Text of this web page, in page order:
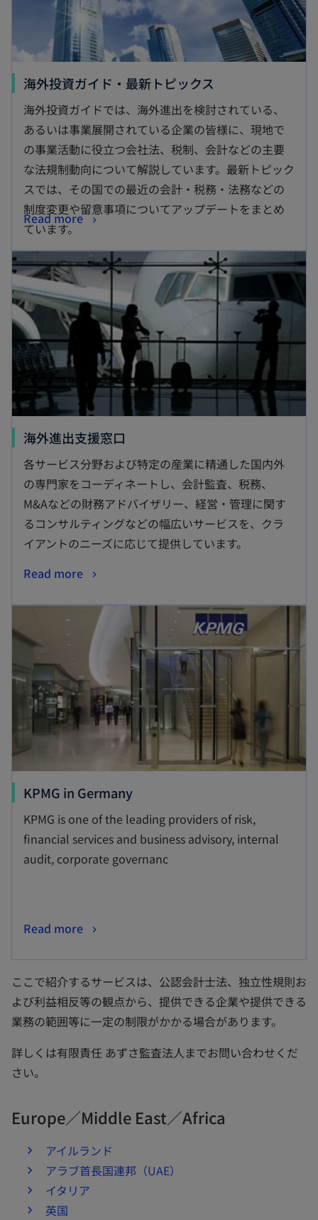
海外投資ガイド・最新トピックス
海外投資ガイドでは、海外進出を検討されている、
あるいは事業展開されている企業の皆様に、現地で
の事業活動に役立つ会社法、税制、会計などの主要
な法規制動向について解説しています。最新トピック
スでは、その国での最近の会計・税務・法務などの
制度変更や留意事項についてアップデートをまとめ
ています。
Read more
海外進出支援窓口
各サービス分野および特定の産業に精通した国内外
の専門家をコーディネートし、会計監査、税務、
M&Aなどの財務アドバイザリー、経営・管理に関す
るコンサルティングなどの幅広いサービスを、クラ
イアントのニーズに応じて提供しています。
Read more
KPMG in Germany新
い
KPMG is one of the leading providers of risk,
financial services and business advisory, internal
audit, corporate governanc
Read more
タ
ブ
で
開
新しいタブで開く
ここで紹介するサービスは、公認会計士法、独立性規則お
よび利益相反等の観点から、提供できる企業や提供できる
業務の範囲等に一定の制限がかかる場合があります。
詳しくは有限責任 あずさ監査法人までお問い合わせくだ
さい。
Europe／Middle East／Africa
アイルランド
アラブ⾸⻑国連邦（UAE）
イタリア
英国